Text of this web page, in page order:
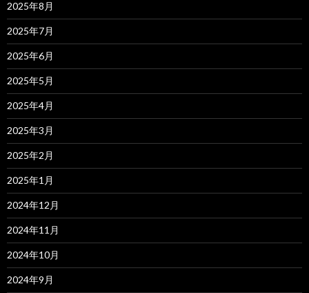
2025年8月
2025年7月
2025年6月
2025年5月
2025年4月
2025年3月
2025年2月
2025年1月
2024年12月
2024年11月
2024年10月
2024年9月